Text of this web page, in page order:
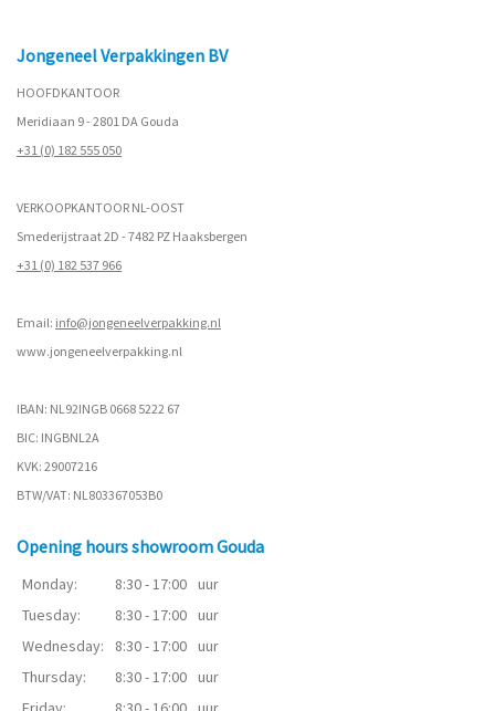
Jongeneel Verpakkingen BV
HOOFDKANTOOR
Meridiaan 9 - 2801 DA Gouda
+31 (0) 182 555 050
VERKOOPKANTOOR NL-OOST
Smederijstraat 2D - 7482 PZ Haaksbergen
+31 (0) 182 537 966
Email: info@jongeneelverpakking.nl
www.jongeneelverpakking.nl
IBAN: NL92INGB 0668 5222 67
BIC: INGBNL2A
KVK: 29007216
BTW/VAT: NL803367053B0
Opening hours showroom Gouda
Monday: 8:30 - 17:00 uur
Tuesday:
8:30 - 17:00 uur
Wednesday:
8:30 - 17:00 uur
Thursday:
8:30 - 17:00 uur